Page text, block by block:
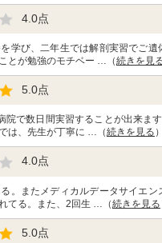
4.0点
学び、二年生では解剖実習でご
とが勉強のモチベー …（続きを見
5.0点
院で数日間実習することが出来ま
は、先生が丁寧に …（続きを見る ）
4.0点
。またメディカルデータサイエ
てる。また、2回生 …（続きを見る
5.0点